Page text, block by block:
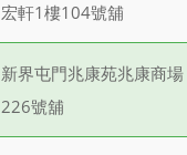
宏軒1樓104號舖
新界屯門兆康苑兆康商場
226號舖